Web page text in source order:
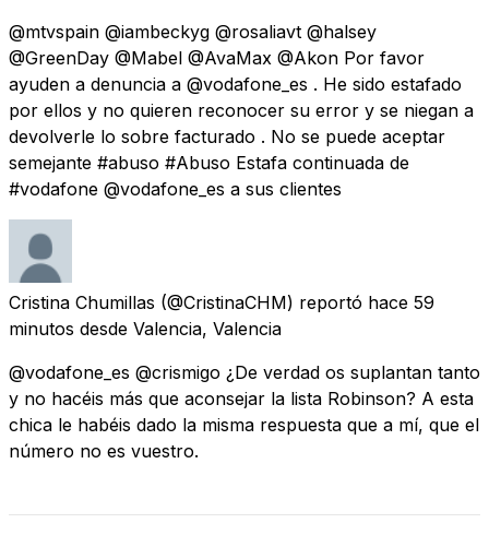
@mtvspain @iambeckyg @rosaliavt @halsey
@GreenDay @Mabel @AvaMax @Akon Por favor
ayuden a denuncia a @vodafone_es . He sido estafado
por ellos y no quieren reconocer su error y se niegan a
devolverle lo sobre facturado . No se puede aceptar
semejante #abuso #Abuso Estafa continuada de
#vodafone @vodafone_es a sus clientes
Cristina Chumillas (@CristinaCHM) reportó hace 59
minutos desde Valencia, Valencia
@vodafone_es @crismigo ¿De verdad os suplantan tanto
y no hacéis más que aconsejar la lista Robinson? A esta
chica le habéis dado la misma respuesta que a mí, que el
número no es vuestro.